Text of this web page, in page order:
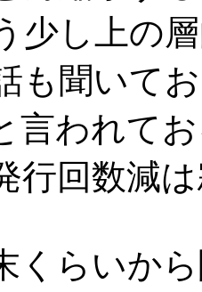
少し上の
も聞いて
言われて
行回数減
らいか